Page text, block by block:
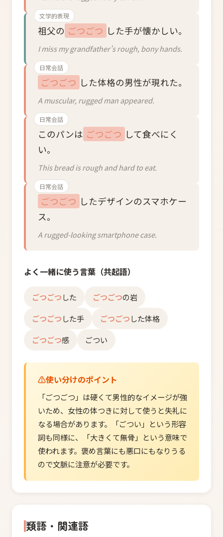
文学的表現
祖父の ごつごつ した手が懐かしい。
I miss my grandfather's rough, bony hands.
日常会話
ごつごつ した体格の男性が現れた。
A muscular, rugged man appeared.
日常会話
このパンは ごつごつ して食べにく
い。
This bread is rough and hard to eat.
日常会話
ごつごつ したデザインのスマホケー
ス。
A rugged-looking smartphone case.
よく一緒に使う言葉（共起語）
ごつごつした ごつごつの岩
ごつごつした手 ごつごつした体格
ごつごつ感 ごつい
使い分けのポイント
「ごつごつ」は硬くて男性的なイメージが強
いため、女性の体つきに対して使うと失礼に
なる場合があります。「ごつい」という形容
詞も同様に、「大きくて無骨」という意味で
使われます。褒め言葉にも悪口にもなりうる
ので文脈に注意が必要です。
類語・関連語